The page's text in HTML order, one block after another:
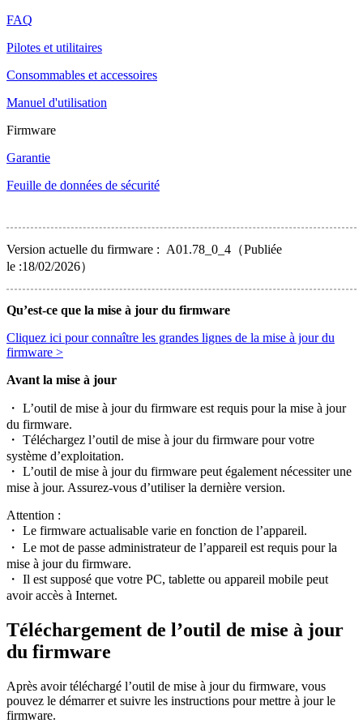
FAQ
Pilotes et utilitaires
Consommables et accessoires
Manuel d'utilisation
Firmware
Garantie
Feuille de données de sécurité
Version actuelle du firmware : A01.78_0_4（Publiée
le :18/02/2026）
Qu’est-ce que la mise à jour du firmware
Cliquez ici pour connaître les grandes lignes de la mise à jour du
firmware >
Avant la mise à jour
・ L’outil de mise à jour du firmware est requis pour la mise à jour
du firmware.
・ Téléchargez l’outil de mise à jour du firmware pour votre
système d’exploitation.
・ L’outil de mise à jour du firmware peut également nécessiter une
mise à jour. Assurez-vous d’utiliser la dernière version.
Attention :
・ Le firmware actualisable varie en fonction de l’appareil.
・ Le mot de passe administrateur de l’appareil est requis pour la
mise à jour du firmware.
・ Il est supposé que votre PC, tablette ou appareil mobile peut
avoir accès à Internet.
Téléchargement de l’outil de mise à jour
du firmware
Après avoir téléchargé l’outil de mise à jour du firmware, vous
pouvez le démarrer et suivre les instructions pour mettre à jour le
firmware.